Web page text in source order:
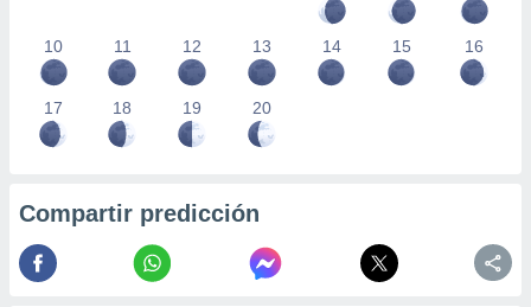
10 11 12 13 14 15 16
17 18 19 20
Compartir predicción